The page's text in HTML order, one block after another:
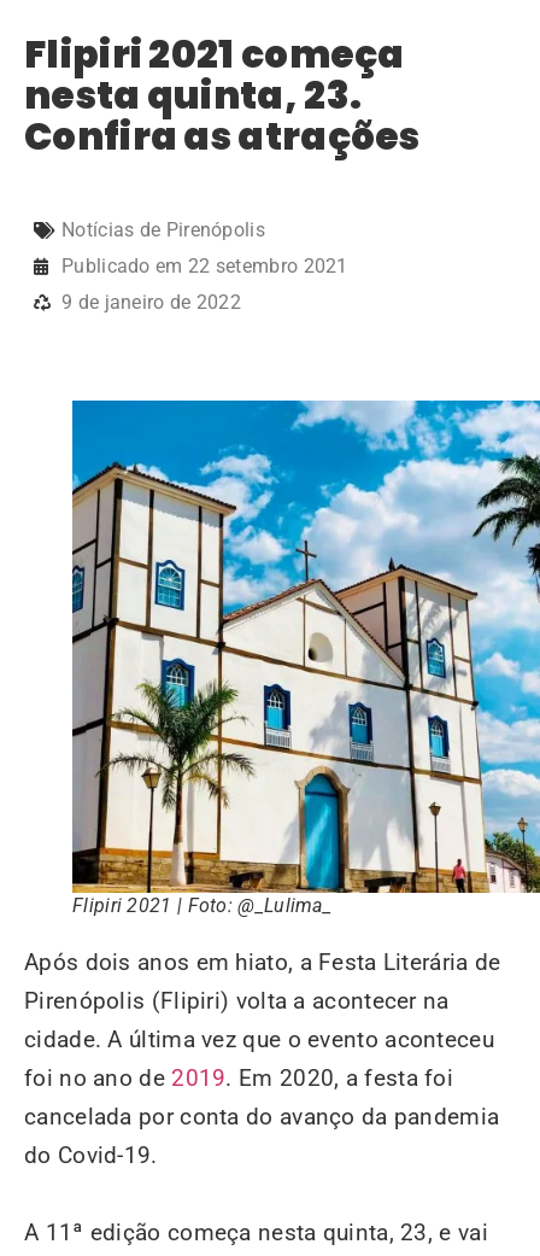
Flipiri 2021 começa
nesta quinta, 23.
Confira as atrações
Notícias de Pirenópolis
Publicado em 22 setembro 2021
9 de janeiro de 2022
Flipiri 2021 | Foto: @_Lulima_
Após dois anos em hiato, a Festa Literária de
Pirenópolis (Flipiri) volta a acontecer na
cidade. A última vez que o evento aconteceu
foi no ano de 2019. Em 2020, a festa foi
cancelada por conta do avanço da pandemia
do Covid-19.
A 11ª edição começa nesta quinta, 23, e vai